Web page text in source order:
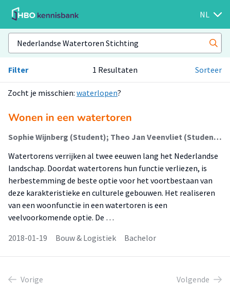
NL
Filter 1 Resultaten Sorteer
Zocht je misschien: waterlopen?
Wonen in een watertoren
Sophie Wijnberg (Student); Theo Jan Veenvliet (Student); G Pelgrom (Begeleider)
Watertorens verrijken al twee eeuwen lang het Nederlandse
landschap. Doordat watertorens hun functie verliezen, is
herbestemming de beste optie voor het voortbestaan van
deze karakteristieke en culturele gebouwen. Het realiseren
van een woonfunctie in een watertoren is een
veelvoorkomende optie. De …
2018-01-19
Bouw & Logistiek Bachelor
Vorige Volgende